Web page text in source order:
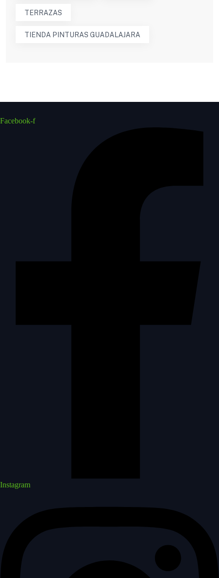
TERRAZAS
TIENDA PINTURAS GUADALAJARA
Facebook-f
Instagram